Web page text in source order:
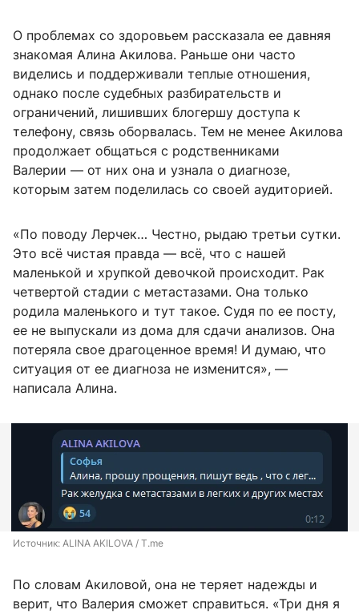
О проблемах со здоровьем рассказала ее давняя
знакомая Алина Акилова. Раньше они часто
виделись и поддерживали теплые отношения,
однако после судебных разбирательств и
ограничений, лишивших блогершу доступа к
телефону, связь оборвалась. Тем не менее Акилова
продолжает общаться с родственниками
Валерии — от них она и узнала о диагнозе,
которым затем поделилась со своей аудиторией.
«По поводу Лерчек… Честно, рыдаю третьи сутки.
Это всё чистая правда — всё, что с нашей
маленькой и хрупкой девочкой происходит. Рак
четвертой стадии с метастазами. Она только
родила маленького и тут такое. Судя по ее посту,
ее не выпускали из дома для сдачи анализов. Она
потеряла свое драгоценное время! И думаю, что
ситуация от ее диагноза не изменится», —
написала Алина.
Источник: ALINA AKILOVA / T.me
По словам Акиловой, она не теряет надежды и
верит, что Валерия сможет справиться. «Три дня я